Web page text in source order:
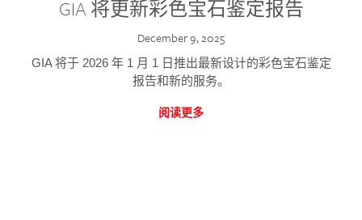
GIA 将更新彩色宝石鉴定报告
December 9, 2025
GIA 将于 2026 年 1 月 1 日推出最新设计的彩色宝石鉴定
报告和新的服务。
阅读更多